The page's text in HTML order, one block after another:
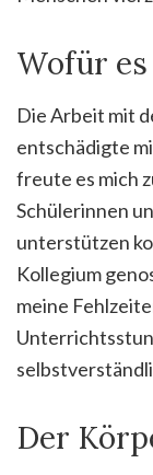
Wofür
Die Arbeit mit
entschädigte
freute es mich
Schülerinnen
unterstützen
Kollegium
meine
Der